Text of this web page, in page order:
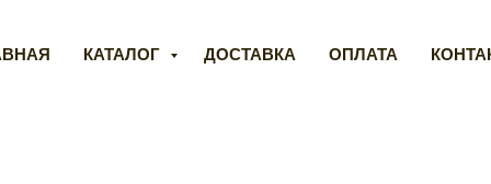
КАТАЛОГ ДОСТАВКА ОПЛАТА